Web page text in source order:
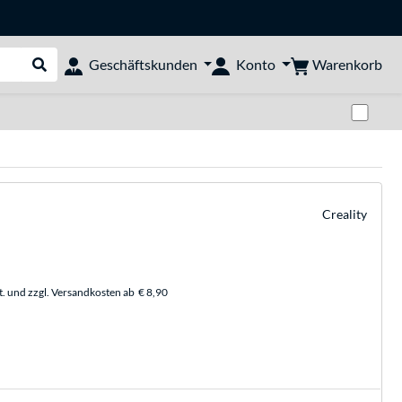
Suche durchführen
Geschäftskunden Konto Warenkorb
Creality
und zzgl. Versandkosten ab € 8,90